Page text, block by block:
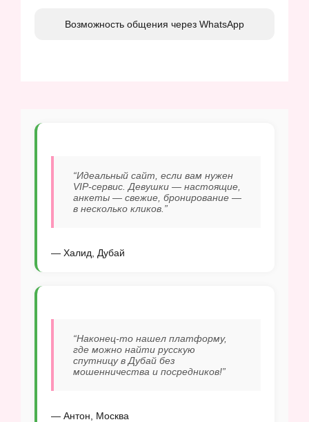
Возможность общения через WhatsApp
“Идеальный сайт, если вам нужен
VIP-сервис. Девушки — настоящие,
анкеты — свежие, бронирование —
в несколько кликов.”
— Халид, Дубай
“Наконец-то нашел платформу,
где можно найти русскую
спутницу в Дубай без
мошенничества и посредников!”
— Антон, Москва